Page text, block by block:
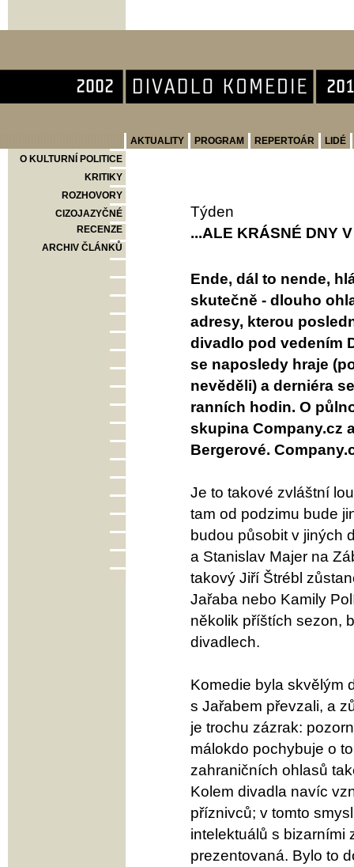
AKTUALITY PROGRAM REPERTOÁR
LIDÉ
O KULTURNÍ POLITICE
KRITIKY
ROZHOVORY
CIZOJAZYČNÉ
RECENZE
ARCHIV ČLÁNKŮ
Týden
...ALE KRÁSNÉ DNY
Ende, dál to nende,
skutečně - dlouho
adresy, kterou
divadlo pod vedením
se naposledy hraje
nevěděli) a derniéra
ranních hodin. O
skupina Company.cz
Bergerové.
Je to takové zvláštní
tam od podzimu bude
budou působit v jiných
a Stanislav Majer na
takový Jiří Štrébl
Jařaba nebo Kamily
několik příštích sezon,
divadlech.
Komedie byla skvělým
s Jařabem převzali, a
je trochu zázrak:
málokdo pochybuje o
zahraničních ohlasů
Kolem divadla navíc
příznivců; v tomto
intelektuálů s bizarními
prezentovaná. Bylo to